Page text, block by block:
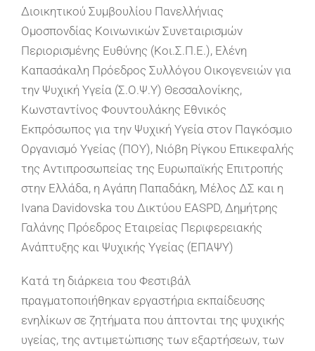
Διοικητικού Συμβουλίου Πανελλήνιας
Ομοσπονδίας Κοινωνικών Συνεταιρισμών
Περιορισμένης Ευθύνης (Κοι.Σ.Π.Ε.), Ελένη
Καπασάκαλη Πρόεδρος Συλλόγου Οικογενειών για
την Ψυχική Υγεία (Σ.Ο.Ψ.Υ) Θεσσαλονίκης,
Κωνσταντίνος Φουντουλάκης Εθνικός
Εκπρόσωπος για την Ψυχική Υγεία στον Παγκόσμιο
Οργανισμό Υγείας (ΠΟΥ), Νιόβη Ρίγκου Επικεφαλής
της Αντιπροσωπείας της Ευρωπαϊκής Επιτροπής
στην Ελλάδα, η Αγάπη Παπαδάκη, Μέλος ΔΣ και η
Ivana Davidovska του Δικτύου EASPD, Δημήτρης
Γαλάνης Πρόεδρος Εταιρείας Περιφερειακής
Ανάπτυξης και Ψυχικής Υγείας (ΕΠΑΨΥ)
Κατά τη διάρκεια του Φεστιβάλ
πραγματοποιήθηκαν εργαστήρια εκπαίδευσης
ενηλίκων σε ζητήματα που άπτονται της ψυχικής
υγείας, της αντιμετώπισης των εξαρτήσεων, των